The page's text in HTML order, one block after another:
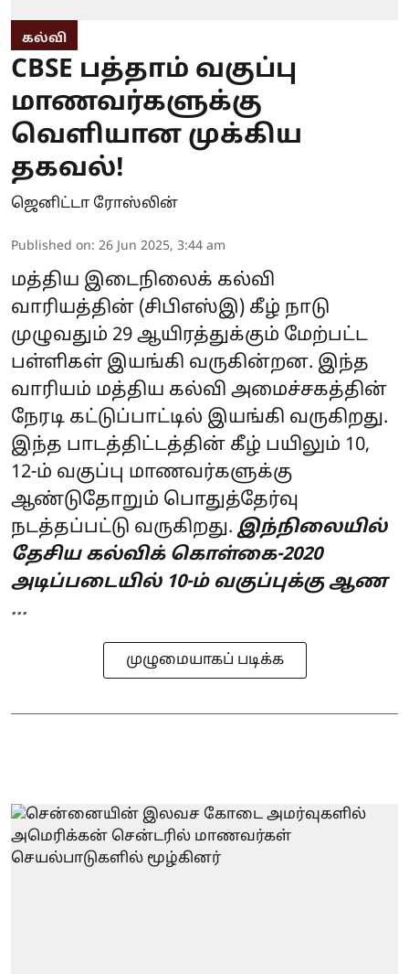
கல்வி
CBSE பத்தாம் வகுப்பு
மாணவர்களுக்கு
வெளியான முக்கிய
தகவல்!
ஜெனிட்டா ரோஸ்லின்
Published on: 26 Jun 2025, 3:44 am
மத்திய இடைநிலைக் கல்வி
வாரியத்தின் (சிபிஎஸ்இ) கீழ் நாடு
முழுவதும் 29 ஆயிரத்துக்கும் மேற்பட்ட
பள்ளிகள் இயங்கி வருகின்றன. இந்த
வாரியம் மத்திய கல்வி அமைச்சகத்தின்
நேரடி கட்டுப்பாட்டில் இயங்கி வருகிறது.
இந்த பாடத்திட்டத்தின் கீழ் பயிலும் 10,
12-ம் வகுப்பு மாணவர்களுக்கு
ஆண்டுதோறும் பொதுத்தேர்வு
நடத்தப்பட்டு வருகிறது. இந்நிலையில்
தேசிய கல்விக் கொள்கை-2020
அடிப்படையில் 10-ம் வகுப்புக்கு ஆண
...
முழுமையாகப் படிக்க